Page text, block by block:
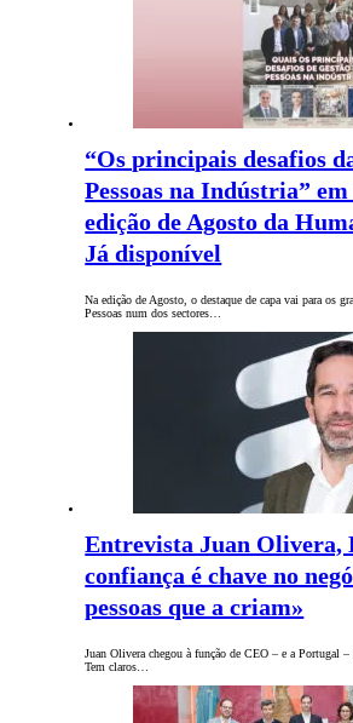
“Os principais desafios
Pessoas na Indústria”
edição de Agosto da
Já disponível
Na edição de Agosto, o destaque de capa vai para os
Pessoas num dos sectores…
Entrevista Juan Olivera,
confiança é chave no
pessoas que a criam»
Juan Olivera chegou à função de CEO – e a Portugal
Tem claros…